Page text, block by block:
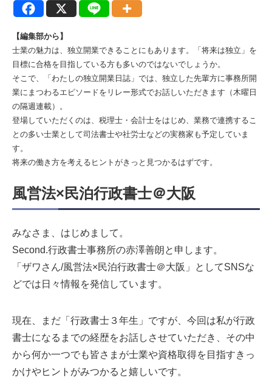
【編集部から】
士業の魅力は、独立開業できることにもあります。「将来は独立」を
目標に合格を目指している方も多いのではないでしょうか。
そこで、「わたしの独立開業日誌」では、独立した先輩方に事務所開
業にまつわるエピソードをリレー形式でお話しいただきます（木曜日
の隔週連載）。
登場していただくのは、税理士・会計士をはじめ、業務で連携するこ
との多い士業として司法書士や社労士などの実務家も予定していま
す。
将来の働き方を考えるヒントがきっと見つかるはずです。
風営法×民泊行政書士＠大阪
みなさま、はじめまして。
Second.行政書士事務所の赤澤善朗と申します。
「ザワさん/風営法×民泊行政書士＠大阪」としてSNSな
どでは日々情報を発信しています。
現在、まだ「行政書士３年生」ですが、今回は私が行政
書士になるまでの経歴をお話しさせていただき、その中
から何か一つでも皆さまが士業や資格取得を目指すきっ
かけやヒントがみつかると嬉しいです。